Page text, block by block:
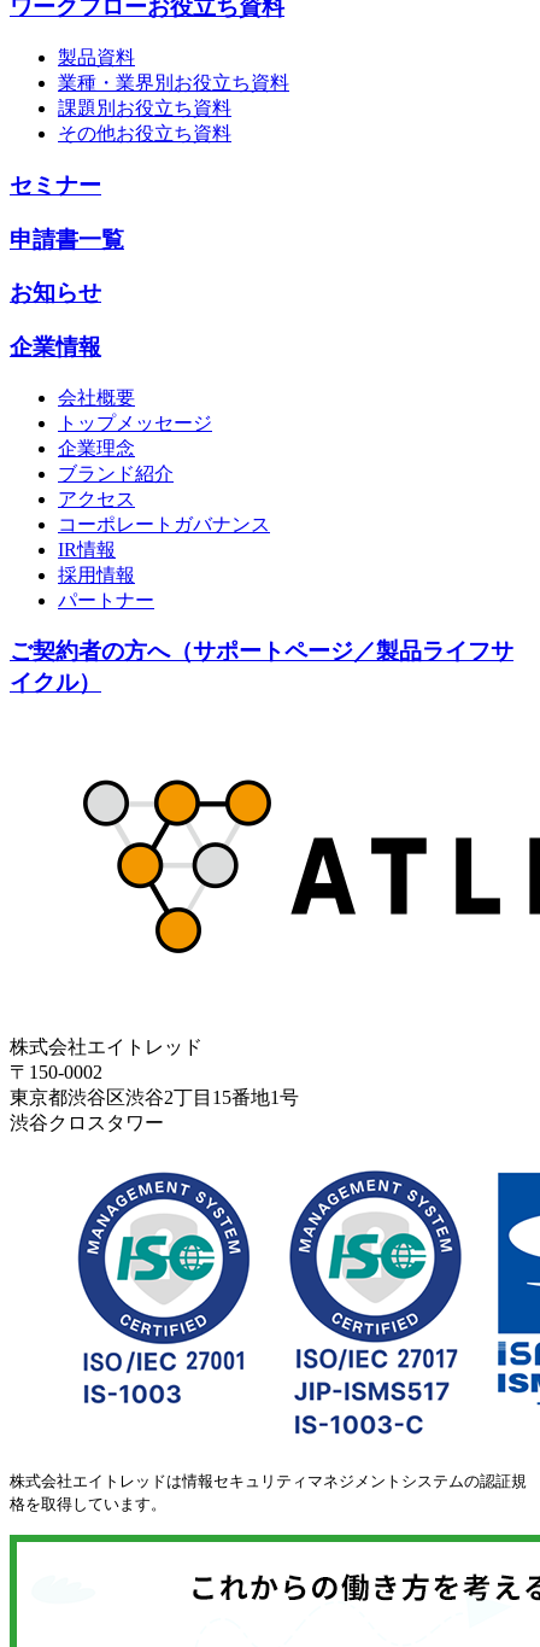
ワークフローお役立ち資料
製品資料
業種・業界別お役立ち資料
課題別お役立ち資料
その他お役立ち資料
セミナー
申請書一覧
お知らせ
企業情報
会社概要
トップメッセージ
企業理念
ブランド紹介
アクセス
コーポレートガバナンス
IR情報
採用情報
パートナー
ご契約者の方へ（サポートページ／製品ライフサ
イクル）
株式会社エイトレッド
〒150-0002
東京都渋谷区渋谷2丁目15番地1号
渋谷クロスタワー
株式会社エイトレッドは情報セキュリティマネジメントシステムの認証規
格を取得しています。